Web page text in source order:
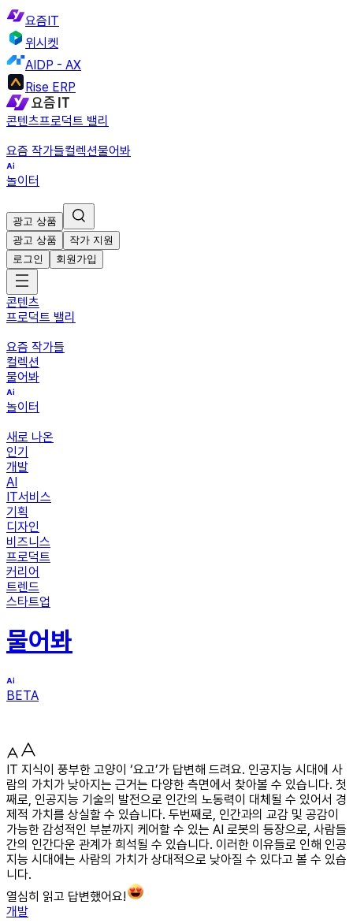
요즘IT
위시켓
AIDP - AX
Rise ERP
콘텐츠프로덕트 밸리
요즘 작가들컬렉션물어봐
놀이터
광고 상품
광고 상품
작가 지원
로그인
회원가입
콘텐츠
프로덕트 밸리
요즘 작가들
컬렉션
물어봐
놀이터
새로 나온
인기
개발
AI
IT서비스
기획
디자인
비즈니스
프로덕트
커리어
트렌드
스타트업
물어봐
BETA
IT 지식이 풍부한 고양이 ‘요고’가 답변해 드려요. 인공지능 시대에 사
람의 가치가 낮아지는 근거는 다양한 측면에서 찾아볼 수 있습니다. 첫
째로, 인공지능 기술의 발전으로 인간의 노동력이 대체될 수 있어서 경
제적 가치를 상실할 수 있습니다. 두번째로, 인간과의 교감 및 공감이
가능한 감성적인 부분까지 케어할 수 있는 AI 로봇의 등장으로, 사람들
간의 인간다운 관계가 희석될 수 있습니다. 이러한 이유들로 인해 인공
지능 시대에는 사람의 가치가 상대적으로 낮아질 수 있다고 볼 수 있습
니다.
열심히 읽고 답변했어요!
개발